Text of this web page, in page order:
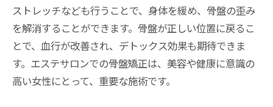
ストレッチなども行うことで、身体を緩め、骨盤の歪み
を解消することができます。骨盤が正しい位置に戻るこ
とで、血行が改善され、デトックス効果も期待できま
す。エステサロンでの骨盤矯正は、美容や健康に意識の
高い女性にとって、重要な施術です。